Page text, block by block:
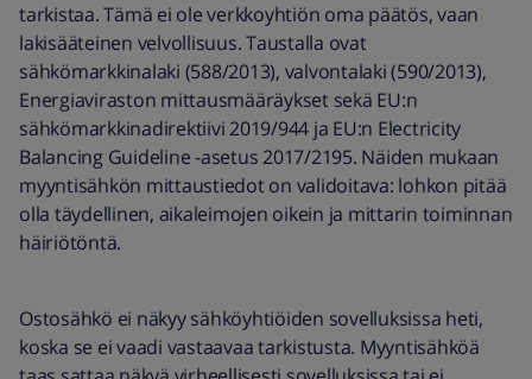
tarkistaa. Tämä ei ole verkkoyhtiön oma päätös, vaan
lakisääteinen velvollisuus. Taustalla ovat
sähkömarkkinalaki (588/2013), valvontalaki (590/2013),
Energiaviraston mittausmääräykset sekä EU:n
sähkömarkkinadirektiivi 2019/944 ja EU:n Electricity
Balancing Guideline ‑asetus 2017/2195. Näiden mukaan
myyntisähkön mittaustiedot on validoitava: lohkon pitää
olla täydellinen, aikaleimojen oikein ja mittarin toiminnan
häiriötöntä.
Ostosähkö ei näkyy sähköyhtiöiden sovelluksissa heti,
koska se ei vaadi vastaavaa tarkistusta. Myyntisähköä